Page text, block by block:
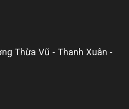
Thừa Vũ - Thanh Xuân -